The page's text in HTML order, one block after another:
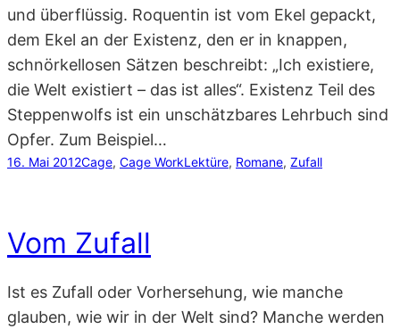
und überflüssig. Roquentin ist vom Ekel gepackt,
dem Ekel an der Existenz, den er in knappen,
schnörkellosen Sätzen beschreibt: „Ich existiere,
die Welt existiert – das ist alles“. Existenz Teil des
Steppenwolfs ist ein unschätzbares Lehrbuch sind
Opfer. Zum Beispiel…
16. Mai 2012Cage, Cage WorkLektüre, Romane, Zufall
Vom Zufall
Ist es Zufall oder Vorhersehung, wie manche
glauben, wie wir in der Welt sind? Manche werden